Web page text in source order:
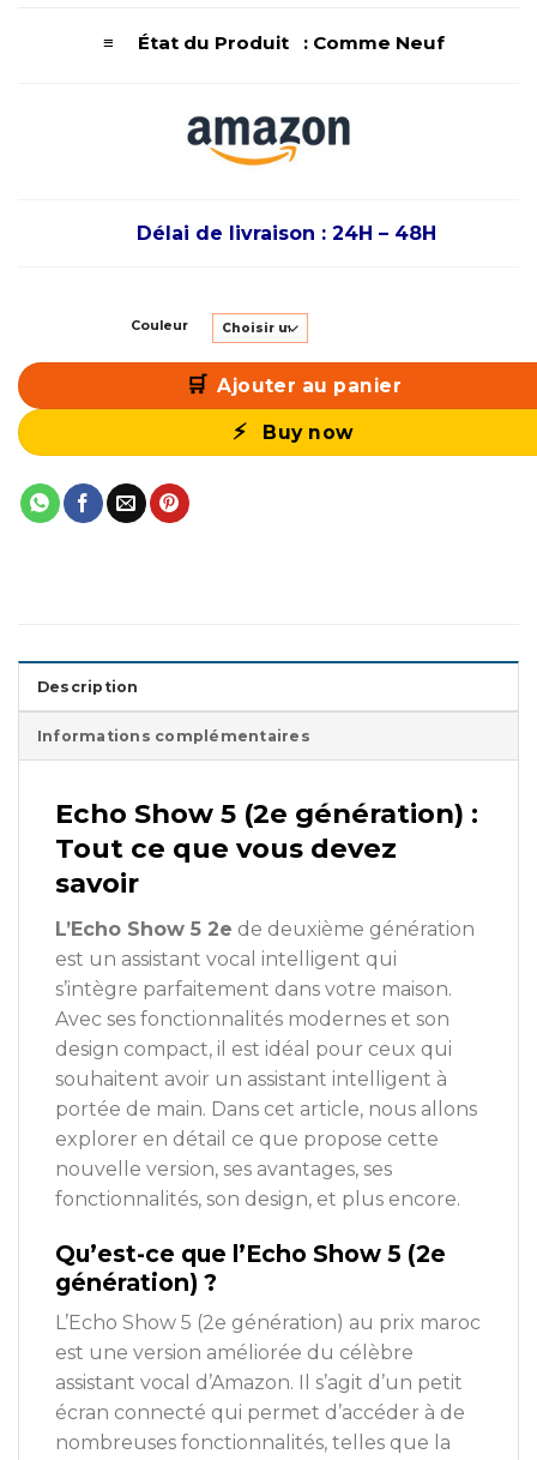
≡ État du Produit : Comme Neuf
Délai de livraison : 24H – 48H
Couleur
Ajouter au panier
Buy now
Description
Informations complémentaires
Echo Show 5 (2e génération) :
Tout ce que vous devez
savoir
L’Echo Show 5 2e de deuxième génération
est un assistant vocal intelligent qui
s’intègre parfaitement dans votre maison.
Avec ses fonctionnalités modernes et son
design compact, il est idéal pour ceux qui
souhaitent avoir un assistant intelligent à
portée de main. Dans cet article, nous allons
explorer en détail ce que propose cette
nouvelle version, ses avantages, ses
fonctionnalités, son design, et plus encore.
Qu’est-ce que l’Echo Show 5 (2e
génération) ?
L’Echo Show 5 (2e génération) au prix maroc
est une version améliorée du célèbre
assistant vocal d’Amazon. Il s’agit d’un petit
écran connecté qui permet d’accéder à de
nombreuses fonctionnalités, telles que la